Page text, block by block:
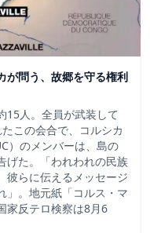
が問う、故郷を守る権利
15人。全員が武装して
この会合で、コルシカ
）のメンバーは、島の
げた。「われわれの民族
彼らに伝えるメッセージ
」。地元紙「コルス・マ
家反テロ検察は8月6